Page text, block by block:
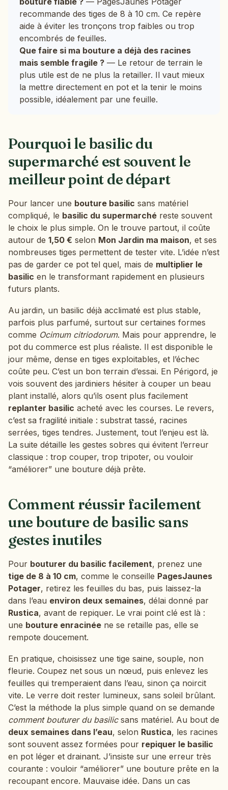
recommande des tiges de 8 à 10 cm. Ce repère
aide à éviter les tronçons trop faibles ou trop
encombrés de feuilles.
Que faire si ma bouture a déjà des racines
mais semble fragile ? — Le retour de terrain le
plus utile est de ne plus la retailler. Il vaut mieux
la mettre directement en pot et la tenir le moins
possible, idéalement par une feuille.
Pourquoi le basilic du
supermarché est souvent le
meilleur point de départ
Pour lancer une bouture basilic sans matériel
compliqué, le basilic du supermarché reste souvent
le choix le plus simple. On le trouve partout, il coûte
autour de 1,50 € selon Mon Jardin ma maison, et ses
nombreuses tiges permettent de tester vite. L’idée n’est
pas de garder ce pot tel quel, mais de multiplier le
basilic en le transformant rapidement en plusieurs
futurs plants.
Au jardin, un basilic déjà acclimaté est plus stable,
parfois plus parfumé, surtout sur certaines formes
comme Ocimum citriodorum. Mais pour apprendre, le
pot du commerce est plus réaliste. Il est disponible le
jour même, dense en tiges exploitables, et l’échec
coûte peu. C’est un bon terrain d’essai. En Périgord, je
vois souvent des jardiniers hésiter à couper un beau
plant installé, alors qu’ils osent plus facilement
replanter basilic acheté avec les courses. Le revers,
c’est sa fragilité initiale : substrat tassé, racines
serrées, tiges tendres. Justement, tout l’enjeu est là.
La suite détaille les gestes sobres qui évitent l’erreur
classique : trop couper, trop tripoter, ou vouloir
“améliorer” une bouture déjà prête.
Comment réussir facilement
une bouture de basilic sans
gestes inutiles
Pour bouturer du basilic facilement, prenez une
tige de 8 à 10 cm, comme le conseille PagesJaunes
Potager, retirez les feuilles du bas, puis laissez-la
dans l’eau environ deux semaines, délai donné par
Rustica, avant de repiquer. Le vrai point clé est là :
une bouture enracinée ne se retaille pas, elle se
rempote doucement.
En pratique, choisissez une tige saine, souple, non
fleurie. Coupez net sous un nœud, puis enlevez les
feuilles qui tremperaient dans l’eau, sinon ça noircit
vite. Le verre doit rester lumineux, sans soleil brûlant.
C’est la méthode la plus simple quand on se demande
comment bouturer du basilicsans matériel. Au bout de
deux semaines dans l’eau, selon Rustica, les racines
sont souvent assez formées pour repiquer le basilic
en pot léger et drainant. J’insiste sur une erreur très
courante : vouloir “améliorer” une bouture prête en la
recoupant encore. Mauvaise idée. Dans un cas